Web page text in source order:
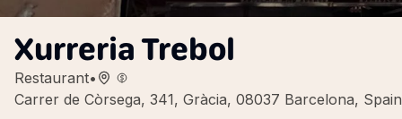
Xurreria Trebol
Restaurant•
Carrer de Còrsega, 341, Gràcia, 08037 Barcelona, Spain